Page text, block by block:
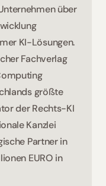
über
KI-Lösungen.
Deutschlands führender juristischer Fachverlag
größte
der Rechts-KI
Partner in
EURO in